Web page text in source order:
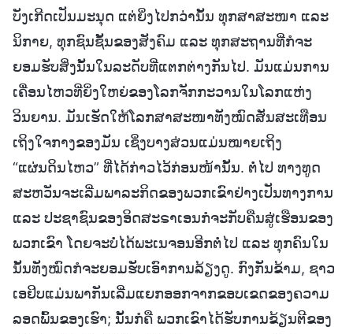
ບັງເກີດເປັນມະນຸດ ແຕ່ຍິ່ງໄປກວ່ານັ້ນ ທຸກສາສະໜາ ແລະ
ນິກາຍ, ທຸກຊົນຊັ້ນຂອງສັງຄົມ ແລະ ທຸກສະຖານທີ່ກໍຈະ
ຍອມຮັບສິ່ງນັ້ນໃນລະດັບທີ່ແຕກຕ່າງກັນໄປ. ມັນແມ່ນການ
ເຄື່ອນໄຫວທີ່ຍິ່ງໃຫຍ່ຂອງໂລກຈັກກະວານໃນໂລກແຫ່ງ
ວິນຍານ. ມັນເຮັດໃຫ້ໂລກສາສະໜາທັງໝົດສັ່ນສະເທືອນ
ເຖິງໃຈກາງຂອງມັນ ເຊິ່ງບາງສ່ວນແມ່ນໝາຍເຖິງ
“ແຜ່ນດິນໄຫວ” ທີ່ໄດ້ກ່າວໄວ້ກ່ອນໜ້ານັ້ນ. ຕໍ່ໄປ ທາງທູດ
ສະຫວັນຈະເລີ່ມພາລະກິດຂອງພວກເຂົາຢ່າງເປັນທາງການ
ແລະ ປະຊາຊົນຂອງອິດສະຣາເອນກໍຈະກັບຄືນສູ່ເຮືອນຂອງ
ພວກເຂົາ ໂດຍຈະບໍ່ໄດ້ພະເນຈອນອີກຕໍ່ໄປ ແລະ ທຸກຄົນໃນ
ນັ້ນທັງໝົດກໍຈະຍອມຮັບເອົາການລ້ຽງດູ. ກົງກັນຂ້າມ, ຊາວ
ເອຢິບແມ່ນພາກັນເລີ່ມແຍກອອກຈາກຂອບເຂດຂອງຄວາມ
ລອດພົ້ນຂອງເຮົາ; ນັ້ນກໍຄື ພວກເຂົາໄດ້ຮັບການຂ້ຽນຕີຂອງ